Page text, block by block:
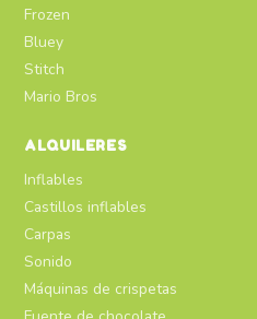
Frozen
Bluey
Stitch
Mario Bros
ALQUILERES
Inflables
Castillos inflables
Carpas
Sonido
Máquinas de crispetas